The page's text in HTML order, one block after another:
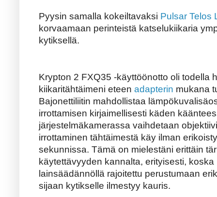
Pyysin samalla kokeiltavaksi Pulsar Telos
korvaamaan perinteistä katselukiikaria
kytiksellä.
Krypton 2 FXQ35 -käyttöönotto oli todella
kiikaritähtäimeni eteen adapterin mukana
Bajonettiliitin mahdollistaa
irrottamisen kirjaimellisesti käden
järjestelmäkamerassa vaihdetaan
irrottaminen tähtäimestä käy ilman
sekunnissa. Tämä on mielestäni erittäin
käytettävyyden kannalta, erityisesti,
lainsäädännöllä rajoitettu perustumaan
sijaan kytikselle ilmestyy kauris.